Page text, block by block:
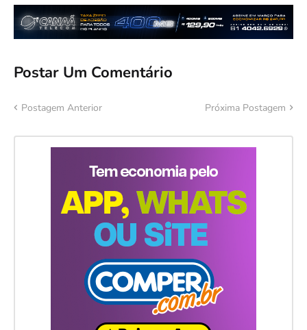
Postar Um Comentário
Postagem Anterior Próxima Postagem